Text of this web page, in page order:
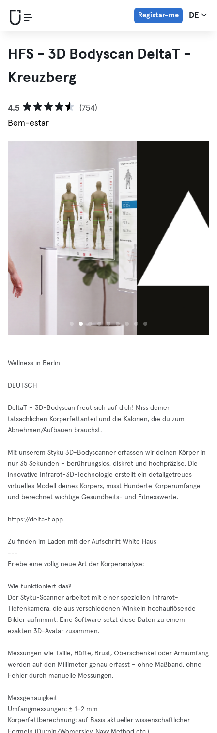
Registar-me DE
HFS - 3D Bodyscan DeltaT -
Kreuzberg
4.5
(754)
Bem-estar
Wellness in Berlin
DEUTSCH
DeltaT – 3D-Bodyscan freut sich auf dich! Miss deinen
tatsächlichen Körperfettanteil und die Kalorien, die du zum
Abnehmen/Aufbauen brauchst.
Mit unserem Styku 3D-Bodyscanner erfassen wir deinen Körper in
nur 35 Sekunden – berührungslos, diskret und hochpräzise. Die
innovative Infrarot-3D-Technologie erstellt ein detailgetreues
virtuelles Modell deines Körpers, misst Hunderte Körperumfänge
und berechnet wichtige Gesundheits- und Fitnesswerte.
https://delta-t.app
Zu finden im Laden mit der Aufschrift White Haus
---
Erlebe eine völlig neue Art der Körperanalyse:
Wie funktioniert das?
Der Styku-Scanner arbeitet mit einer speziellen Infrarot-
Tiefenkamera, die aus verschiedenen Winkeln hochauflösende
Bilder aufnimmt. Eine Software setzt diese Daten zu einem
exakten 3D-Avatar zusammen.
Messungen wie Taille, Hüfte, Brust, Oberschenkel oder Armumfang
werden auf den Millimeter genau erfasst – ohne Maßband, ohne
Fehler durch manuelle Messungen.
Messgenauigkeit
Umfangmessungen: ± 1–2 mm
Körperfettberechnung: auf Basis aktueller wissenschaftlicher
Formeln (Durnin/Womersley, Navy Method etc.)